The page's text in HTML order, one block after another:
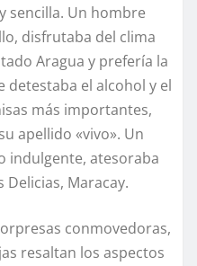
sencilla. Un hombre
disfrutaba del clima
Aragua y prefería la
detestaba el alcohol y el
más importantes,
apellido «vivo». Un
indulgente, atesoraba
Delicias, Maracay.
conmovedoras,
resaltan los aspectos